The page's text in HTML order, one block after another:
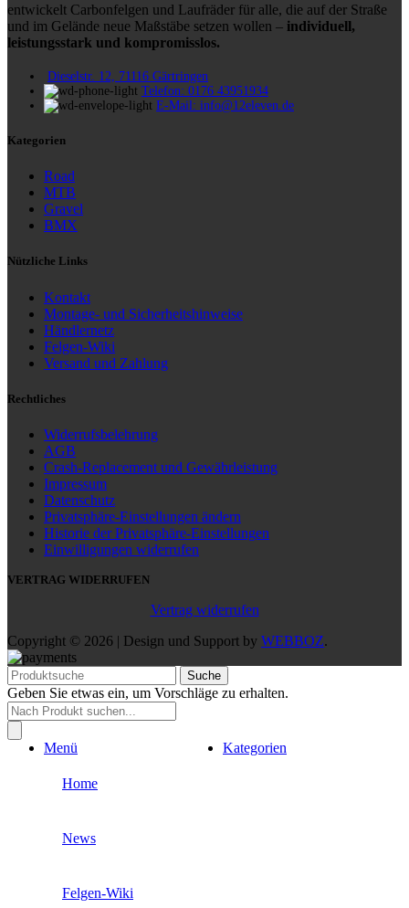
entwickelt Carbonfelgen und Laufräder für alle, die auf der Straße
und im Gelände neue Maßstäbe setzen wollen – individuell,
leistungsstark und kompromisslos.
Dieselstr. 12, 71116 Gärtringen
Telefon: 0176 43951934
E-Mail: info@12eleven.de
Kategorien
Road
MTB
Gravel
BMX
Nützliche Links
Kontakt
Montage- und Sicherheitshinweise
Händlernetz
Felgen-Wiki
Versand und Zahlung
Rechtliches
Widerrufsbelehrung
AGB
Crash-Replacement und Gewährleistung
Impressum
Datenschutz
Privatsphäre-Einstellungen ändern
Historie der Privatsphäre-Einstellungen
Einwilligungen widerrufen
VERTRAG WIDERRUFEN
Vertrag widerrufen
Copyright © 2026 | Design und Support by WEBBOZ.
Suche
Geben Sie etwas ein, um Vorschläge zu erhalten.
Products
search
Menü
Kategorien
Home
News
Felgen-Wiki